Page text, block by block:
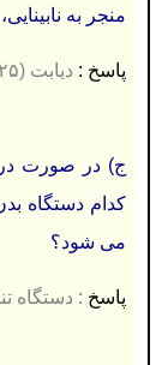
منجر به
پاسخ : دیابت (۰.۲۵)
ج) در صورت
كدام دستگاه
می شود؟
پاسخ : دستگاه